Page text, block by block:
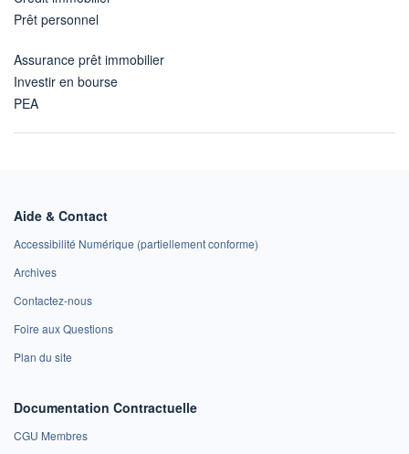
Prêt personnel
Assurance prêt immobilier
Investir en bourse
PEA
Aide & Contact
Accessibilité Numérique (partiellement conforme)
Archives
Contactez-nous
Foire aux Questions
Plan du site
Documentation Contractuelle
CGU Membres